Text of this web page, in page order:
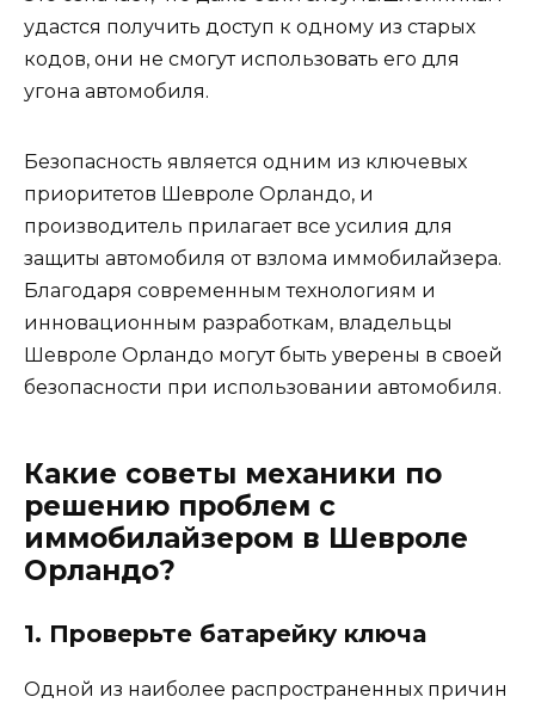
удастся получить доступ к одному из старых
кодов, они не смогут использовать его для
угона автомобиля.
Безопасность является одним из ключевых
приоритетов Шевроле Орландо, и
производитель прилагает все усилия для
защиты автомобиля от взлома иммобилайзера.
Благодаря современным технологиям и
инновационным разработкам, владельцы
Шевроле Орландо могут быть уверены в своей
безопасности при использовании автомобиля.
Какие советы механики по
решению проблем с
иммобилайзером в Шевроле
Орландо?
1. Проверьте батарейку ключа
Одной из наиболее распространенных причин